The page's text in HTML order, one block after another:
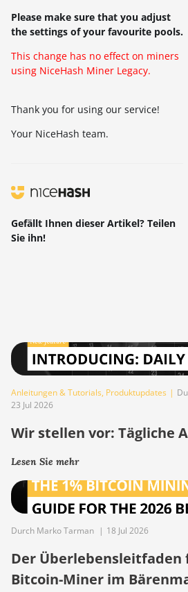
Please make sure that you adjust
the settings of your favourite pools.
This change has no effect on miners
using NiceHash Miner Legacy.
Thank you for using our service!
Your NiceHash team.
Gefällt Ihnen dieser Artikel? Teilen
Sie ihn!
Anleitungen & Tutorials, Produktupdates |
23 Jul 2026
Wir stellen vor: Tägliche
Lesen Sie mehr
Durch Marko Tarman | 18 Jul 2026
Der Überlebensleitfaden
Bitcoin-Miner im